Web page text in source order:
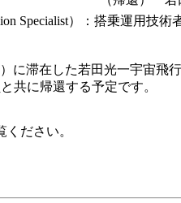
Specialist）：搭乗運用技術
に滞在した若田光一宇宙
共に帰還する予定です。
ださい。